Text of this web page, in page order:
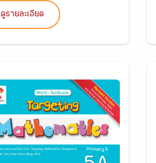
ดูรายละเอียด